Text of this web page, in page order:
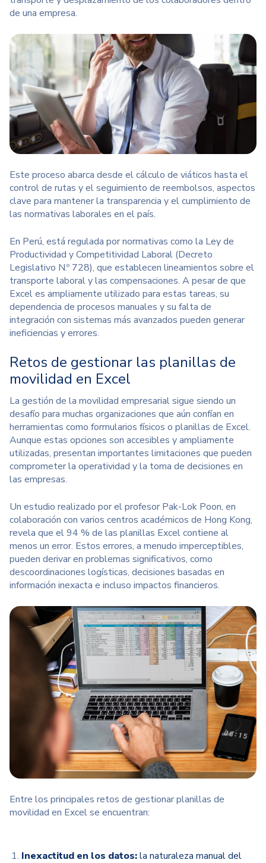
de una empresa.
Este proceso abarca desde el cálculo de viáticos hasta el
control de rutas y el seguimiento de reembolsos, aspectos
clave para mantener la transparencia y el cumplimiento de
las normativas laborales en el país.
En Perú, está regulada por normativas como la Ley de
Productividad y Competitividad Laboral (Decreto
Legislativo N.º 728), que establecen lineamientos sobre el
transporte laboral y las compensaciones. A pesar de que
Excel es ampliamente utilizado para estas tareas, su
dependencia de procesos manuales y su falta de
integración con sistemas más avanzados pueden generar
ineficiencias y errores.
Retos de gestionar las planillas de
movilidad en Excel
La gestión de la movilidad empresarial sigue siendo un
desafío para muchas organizaciones que aún confían en
herramientas como formularios físicos o planillas de Excel.
Aunque estas opciones son accesibles y ampliamente
utilizadas, presentan importantes limitaciones que pueden
comprometer la operatividad y la toma de decisiones en
las empresas.
Un estudio realizado por el profesor Pak-Lok Poon, en
colaboración con varios centros académicos de Hong Kong,
revela que el 94 % de las planillas Excel contiene al
menos un error. Estos errores, a menudo imperceptibles,
pueden derivar en problemas significativos, como
descoordinaciones logísticas, decisiones basadas en
información inexacta e incluso impactos financieros.
Entre los principales retos de gestionar planillas de
movilidad en Excel se encuentran:
Inexactitud en los datos:la naturaleza manual del